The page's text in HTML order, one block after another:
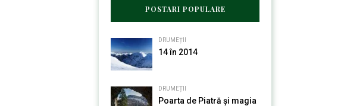
POSTARI POPULARE
DRUMEȚII
14 în 2014
DRUMEȚII
Poarta de Piatră și magia